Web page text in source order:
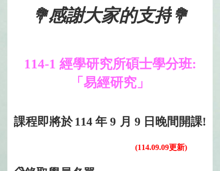
💐感謝大家的支持💐
114-1 經學研究所碩士學分班:
「易經研究」
課程即將於 114 年 9 月 9 日晚間開課!
(114.09.09更新)